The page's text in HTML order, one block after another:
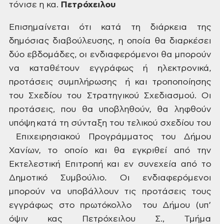
τόνισε η κα. Πετρόχειλου
Επισημαίνεται ότι κατά
τη διάρκεια της
δημόσιας διαβούλευσης, η οποία θα διαρκέσει
δύο εβδομάδες, οι ενδιαφερόμενοι θα μπορούν
να καταθέτουν εγγράφως ή ηλεκτρονικά,
προτάσεις συμπλήρωσης ή και τροποποίησης
του Σχεδίου του Στρατηγικού Σχεδιασμού. Οι
προτάσεις, που θα υποβληθούν, θα ληφθούν
υπόψη κατά τη σύνταξη του τελικού σχεδίου του
Επιχειρησιακού Προγράμματος του Δήμου
Χανίων, το οποίο και θα
εγκριθεί από την
Εκτελεστική Επιτροπή και εν συνεχεία από το
Δημοτικό Συμβούλιο. Οι ενδιαφερόμενοι
μπορούν να υποβάλλουν τις προτάσεις τους
εγγράφως στοπρωτόκολλο του Δήμου (υπ’
όψιν κας Πετρόχειλου Σ., Τμήμα